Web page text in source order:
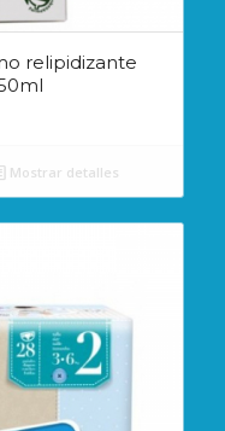
relipidizante
Mostrar detalles